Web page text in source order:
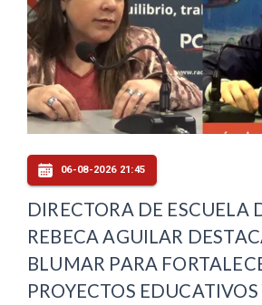
06-08-2026 21:45
DIRECTORA DE ESCUELA
REBECA AGUILAR
BLUMAR PARA
PROYECTOS EDUCATIVOS